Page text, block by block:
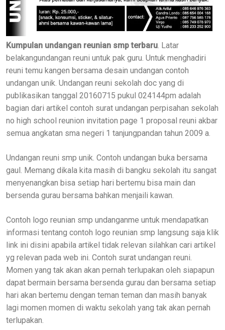
Kumpulan undangan reunian smp terbaru. Latar
belakangundangan reuni untuk pak guru. Untuk menghadiri
reuni temu kangen bersama desain undangan contoh
undangan unik. Undangan reuni sekolah doc yang di
publikasikan tanggal 20160715 pukul 024144pm adalah
bagian dari artikel contoh surat undangan perpisahan sekolah
no high school reunion invitation page 1 proposal reuni akbar
semua angkatan sma negeri 1 tanjungpandan tahun 2009 a.
Undangan reuni smp unik. Contoh undangan buka bersama
gaul. Memang dikala kita masih di bangku sekolah itu sangat
menyenangkan bisa setiap hari bertemu bisa main dan
bersenda gurau bersama bahkan menjaili kawan.
Contoh logo reunian smp undanganme untuk mendapatkan
informasi tentang contoh logo reunian smp langsung saja klik
link ini disini apabila artikel tidak relevan silahkan cari artikel
yg relevan pada web ini. Contoh surat undangan reuni.
Momen yang tak akan akan pernah terlupakan oleh siapapun
dapat bermain bersama bersenda gurau dan bersama setiap
hari akan bertemu dengan teman teman dan masih banyak
lagi momen momen di waktu sekolah yang tak akan pernah
terlupakan.